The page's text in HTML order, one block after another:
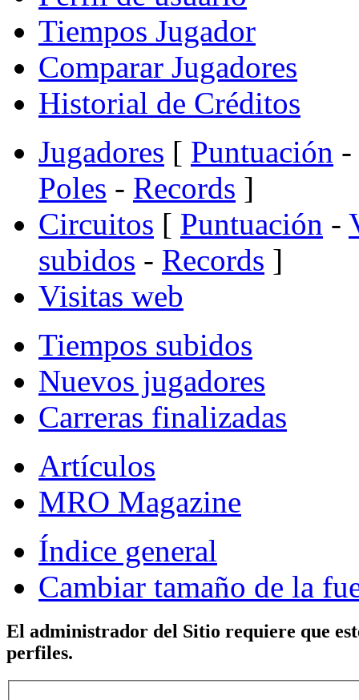
Tiempos Jugador
Comparar Jugadores
Historial de Créditos
Jugadores [ Puntuación -
Poles - Records ]
Circuitos [ Puntuación -
subidos - Records ]
Visitas web
Tiempos subidos
Nuevos jugadores
Carreras finalizadas
Artículos
MRO Magazine
Índice general
Cambiar tamaño de la
El administrador del Sitio requiere que
perfiles.